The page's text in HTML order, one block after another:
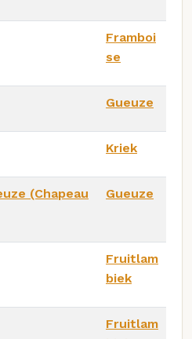
Framboi
se
Gueuze
Kriek
(Chapeau
Gueuze
Fruitlam
biek
Fruitlam